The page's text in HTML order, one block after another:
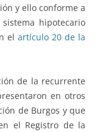
y ello conforme a
hipotecario
el artículo 20 de la
de la recurrente
en otros
de Burgos y que
el Registro de la